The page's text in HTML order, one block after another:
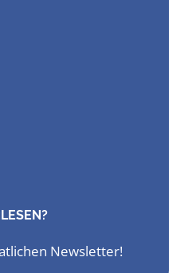
Newsletter!